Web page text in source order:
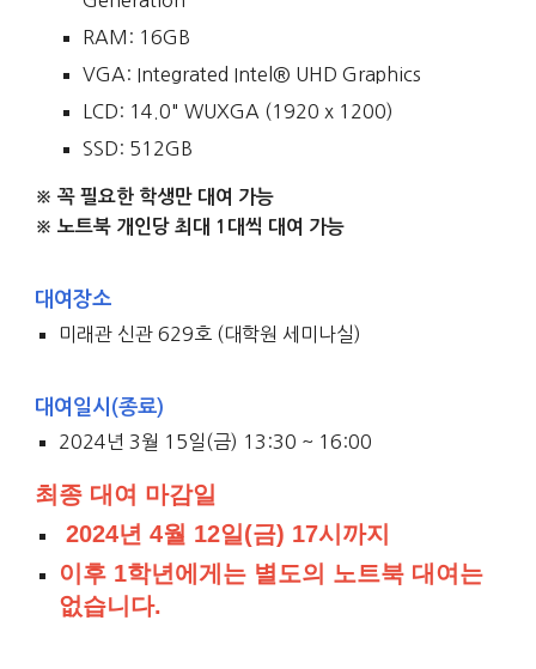
RAM: 16GB
VGA: Integrated Intel® UHD Graphics
LCD: 14.0" WUXGA (1920 x 1200)
SSD: 512GB
※꼭 필요한 학생만 대여 가능
※ 노트북 개인당최대 1대씩 대여 가능
대여장소
미래관 신관629호 (대학원 세미나실)
대여일시(종료)
2024년 3월 15일(금) 13:30 ~ 16:00
최종 대여 마감일
2024년 4월 12일(금) 17시까지
이후 1학년에게는 별도의 노트북 대여는
없습니다.